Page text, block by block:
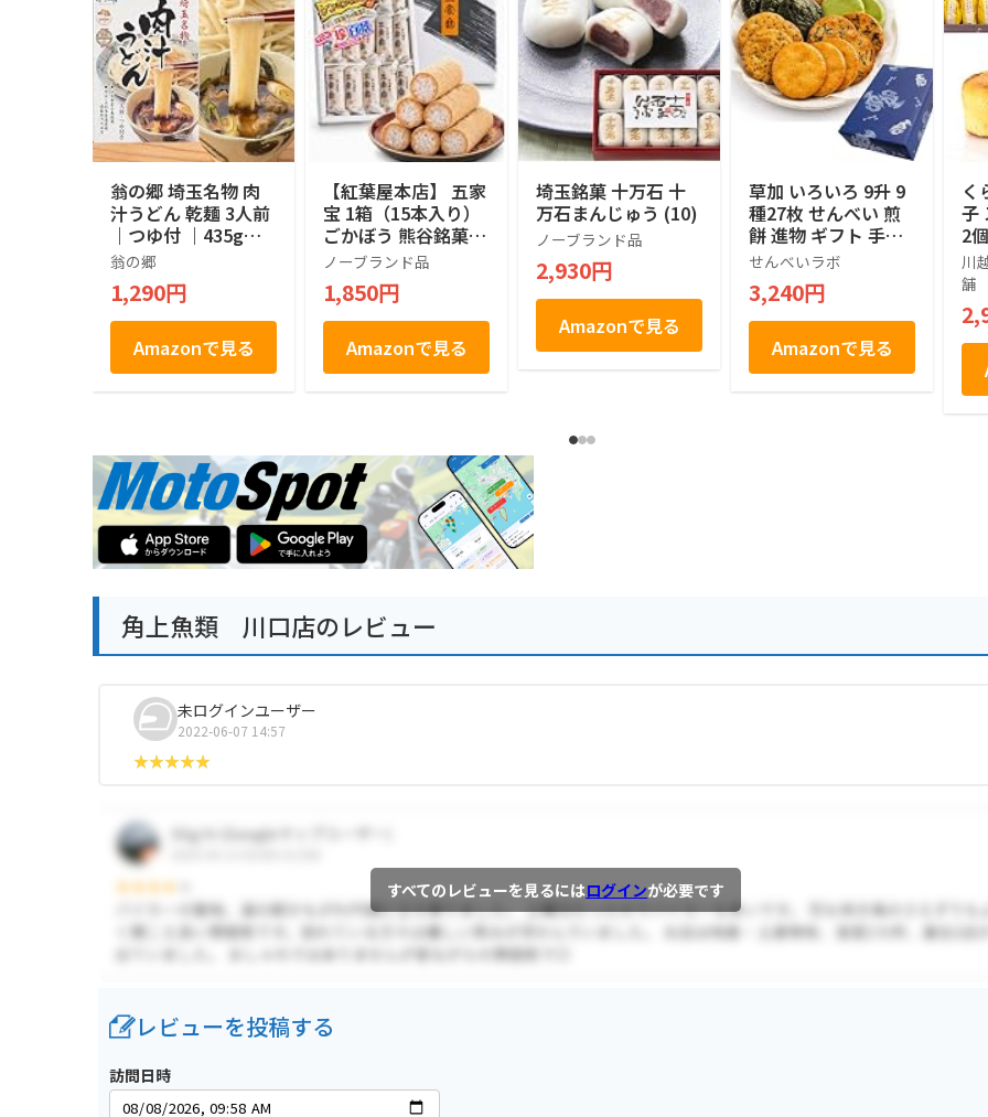
翁の郷 埼玉名物 肉
汁うどん 乾麺 3人前
｜つゆ付 ｜435g｜
埼玉県産小麦 使用
翁の郷
1,290円
Amazonで見る
【紅葉屋本店】 五家
宝 1箱（15本入り）
ごかぼう 熊谷銘菓
埼玉銘菓 埼玉3大銘
菓 お菓子 秘密のケ
ンミンSHOW ギフト
個包装
ノーブランド品
1,850円
Amazonで見る
埼玉銘菓 十万石 十
万石まんじゅう (10)
ノーブランド品
2,930円
Amazonで見る
草加 いろいろ 9升 9
種27枚 せんべい 煎
餅 進物 ギフト 手土
産 包装 1箱 多種 伝
統 専門店 国産 うる
ち米 長期保存 軽量
せんべいラボ 製造
埼玉 草加
せんべいラボ
3,240円
Amazonで見る
く
子
2
ん
対
川
舗
角上魚類 川口店のレビュー
未ログインユーザー
2022-06-07 14:57
すべてのレビューを見るにはログインが必要です
レビューを投稿する
訪問日時